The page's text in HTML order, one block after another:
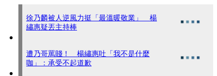
徐乃麟被人逆風力挺「最溫暖敬業」 楊
繡惠疑丟主持棒
遭乃哥罵賤！ 楊繡惠吐「我不是什麼
咖」：承受不起道歉